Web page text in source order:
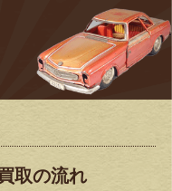
取の流れ